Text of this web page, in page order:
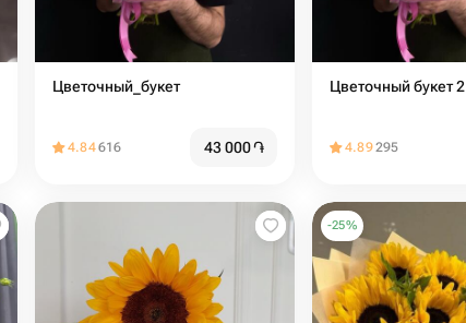
Цветочный_букет
4.84616 43 000֏
Цветочный букет 2
4.89295
-25%